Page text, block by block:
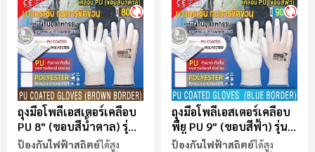
ถุงมือโพลีเอสเตอร์เคลือบ
PU 8" (ขอบสีน้ำตาล) รุ่น
8062
ป้องกันไฟฟ้าสถิตย์ได้สูง
ถุงมือโพลีเอสเตอร์เคลือบ
พียู PU 9" (ขอบสีฟ้า) รุ่น
9062
ป้องกันไฟฟ้าสถิตย์ได้สูง